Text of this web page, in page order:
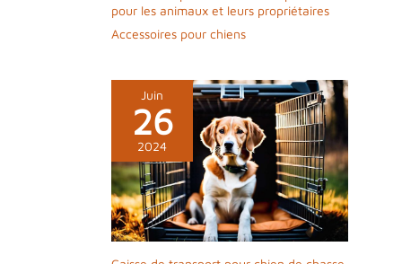
pour les animaux et leurs propriétaires
Accessoires pour chiens
Juin
26
2024